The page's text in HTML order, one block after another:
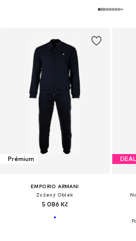
Prémium
EMPORIO ARMANI
Zúžený Oblek
5 086 Kč
DEAL